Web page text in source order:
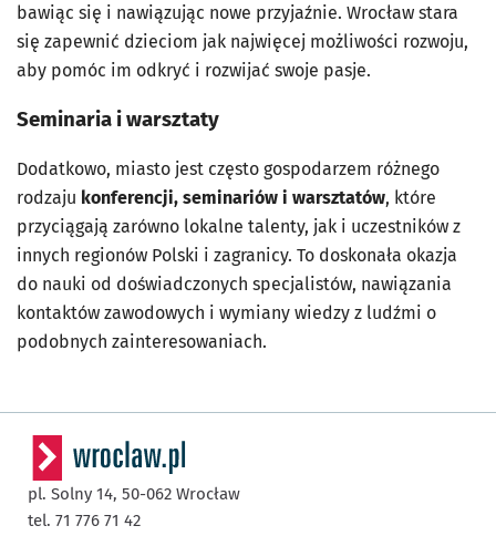
bawiąc się i nawiązując nowe przyjaźnie. Wrocław stara
się zapewnić dzieciom jak najwięcej możliwości rozwoju,
aby pomóc im odkryć i rozwijać swoje pasje.
Seminaria i warsztaty
Dodatkowo, miasto jest często gospodarzem różnego
rodzaju konferencji, seminariów i warsztatów, które
przyciągają zarówno lokalne talenty, jak i uczestników z
innych regionów Polski i zagranicy. To doskonała okazja
do nauki od doświadczonych specjalistów, nawiązania
kontaktów zawodowych i wymiany wiedzy z ludźmi o
podobnych zainteresowaniach.
pl. Solny 14, 50-062 Wrocław
tel. 71 776 71 42